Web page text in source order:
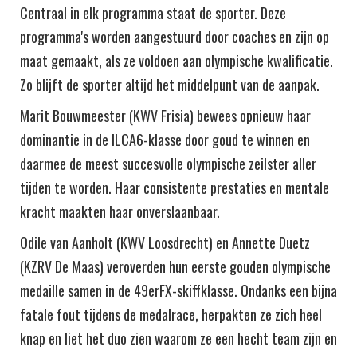
Centraal in elk programma staat de sporter. Deze
programma's worden aangestuurd door coaches en zijn op
maat gemaakt, als ze voldoen aan olympische kwalificatie.
Zo blijft de sporter altijd het middelpunt van de aanpak.
Marit Bouwmeester (KWV Frisia) bewees opnieuw haar
dominantie in de ILCA6-klasse door goud te winnen en
daarmee de meest succesvolle olympische zeilster aller
tijden te worden. Haar consistente prestaties en mentale
kracht maakten haar onverslaanbaar​.
Odile van Aanholt (KWV Loosdrecht) en Annette Duetz
(KZRV De Maas) veroverden hun eerste gouden olympische
medaille samen in de 49erFX-skiffklasse. Ondanks een bijna
fatale fout tijdens de medalrace, herpakten ze zich heel
knap en liet het duo zien waarom ze een hecht team zijn en